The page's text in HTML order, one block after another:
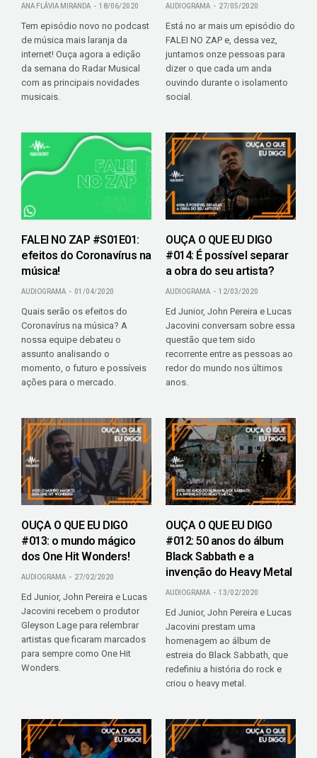
ANA FLÁVIA MIRANDA 18/06/2020
Tem episódio novo no podcast
de música mais laranja da
internet! Ouça agora a edição
da semana do Radar Musical
com as principais novidades
musicais.
AUDIOGRAMA 27/05/2020
Está no ar mais um episódio do
FALEI NO ZAP e, dessa vez,
juntamos onze pessoas para
dizer o que cada um anda
ouvindo durante o isolamento
social.
FALEI NO ZAP #S01E01:
efeitos do Coronavírus na
música!
AUDIOGRAMA 01/04/2020
Quais serão os efeitos do
Coronavírus na música? A
nossa equipe debateu o
assunto analisando o
momento, o futuro e possíveis
ações para o mercado.
OUÇA O QUE EU DIGO
#014: É possível separar
a obra do seu artista?
AUDIOGRAMA 12/03/2020
Ed Junior, John Pereira e Lucas
Jacovini conversam sobre essa
questão que tem sido
recorrente entre as pessoas ao
redor do mundo nos últimos
anos.
OUÇA O QUE EU DIGO
#013: o mundo mágico
dos One Hit Wonders!
AUDIOGRAMA 27/02/2020
Ed Junior, John Pereira e Lucas
Jacovini recebem o produtor
Gleyson Lage para relembrar
artistas que ficaram marcados
para sempre como One Hit
Wonders.
OUÇA O QUE EU DIGO
#012: 50 anos do álbum
Black Sabbath e a
invenção do Heavy Metal
AUDIOGRAMA 13/02/2020
Ed Junior, John Pereira e Lucas
Jacovini prestam uma
homenagem ao álbum de
estreia do Black Sabbath, que
redefiniu a história do rock e
criou o heavy metal.